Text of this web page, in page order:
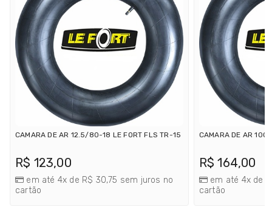
CAMARA DE AR 12.5/80-18 LE FORT FLS TR-15
R$ 123,00
em até 4x de R$ 30,75 sem juros no
cartão
CAMARA DE AR
R$ 164,00
em até 4x de
cartão